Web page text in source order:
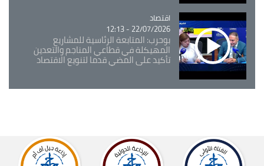
Catégorie
اقتصاد
22/07/2026 - 12:13
بوحرب: المتابعة الرئاسية للمشاريع
المهيكلة في قطاعي المناجم والتعدين
تأكيد على المضي قدما لتنويع الاقتصاد